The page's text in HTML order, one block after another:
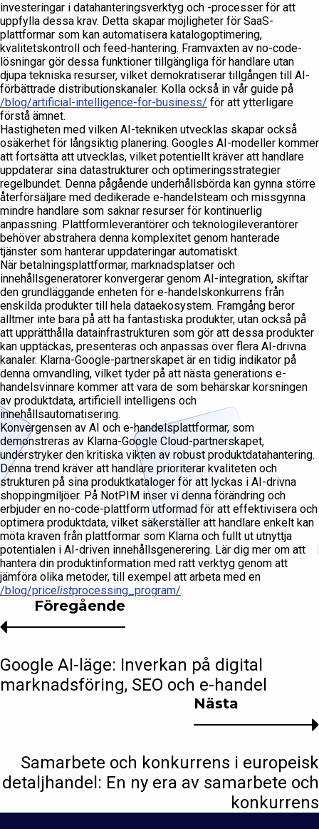
investeringar i datahanteringsverktyg och -processer för att
uppfylla dessa krav. Detta skapar möjligheter för SaaS-
plattformar som kan automatisera katalogoptimering,
kvalitetskontroll och feed-hantering. Framväxten av no-code-
lösningar gör dessa funktioner tillgängliga för handlare utan
djupa tekniska resurser, vilket demokratiserar tillgången till AI-
förbättrade distributionskanaler. Kolla också in vår guide på
/blog/artificial-intelligence-for-business/ för att ytterligare
förstå ämnet.
Hastigheten med vilken AI-tekniken utvecklas skapar också
osäkerhet för långsiktig planering. Googles AI-modeller kommer
att fortsätta att utvecklas, vilket potentiellt kräver att handlare
uppdaterar sina datastrukturer och optimeringsstrategier
regelbundet. Denna pågående underhållsbörda kan gynna större
återförsäljare med dedikerade e-handelsteam och missgynna
mindre handlare som saknar resurser för kontinuerlig
anpassning. Plattformleverantörer och teknologileverantörer
behöver abstrahera denna komplexitet genom hanterade
tjänster som hanterar uppdateringar automatiskt.
När betalningsplattformar, marknadsplatser och
innehållsgeneratorer konvergerar genom AI-integration, skiftar
den grundläggande enheten för e-handelskonkurrens från
enskilda produkter till hela dataekosystem. Framgång beror
alltmer inte bara på att ha fantastiska produkter, utan också på
att upprätthålla datainfrastrukturen som gör att dessa produkter
kan upptäckas, presenteras och anpassas över flera AI-drivna
kanaler. Klarna-Google-partnerskapet är en tidig indikator på
denna omvandling, vilket tyder på att nästa generations e-
handelsvinnare kommer att vara de som behärskar korsningen
av produktdata, artificiell intelligens och
innehållsautomatisering.
Konvergensen av AI och e-handelsplattformar, som
demonstreras av Klarna-Google Cloud-partnerskapet,
understryker den kritiska vikten av robust produktdatahantering.
Denna trend kräver att handlare prioriterar kvaliteten och
strukturen på sina produktkataloger för att lyckas i AI-drivna
shoppingmiljöer. På NotPIM inser vi denna förändring och
erbjuder en no-code-plattform utformad för att effektivisera och
optimera produktdata, vilket säkerställer att handlare enkelt kan
möta kraven från plattformar som Klarna och fullt ut utnyttja
potentialen i AI-driven innehållsgenerering. Lär dig mer om att
hantera din produktinformation med rätt verktyg genom att
jämföra olika metoder, till exempel att arbeta med en
/blog/pricelistprocessing_program/.
Nästa
Samarbete och konkurrens i europeisk
detaljhandel: En ny era av samarbete och
konkurrens
Föregående
Google AI-läge: Inverkan på digital
marknadsföring, SEO och e-handel